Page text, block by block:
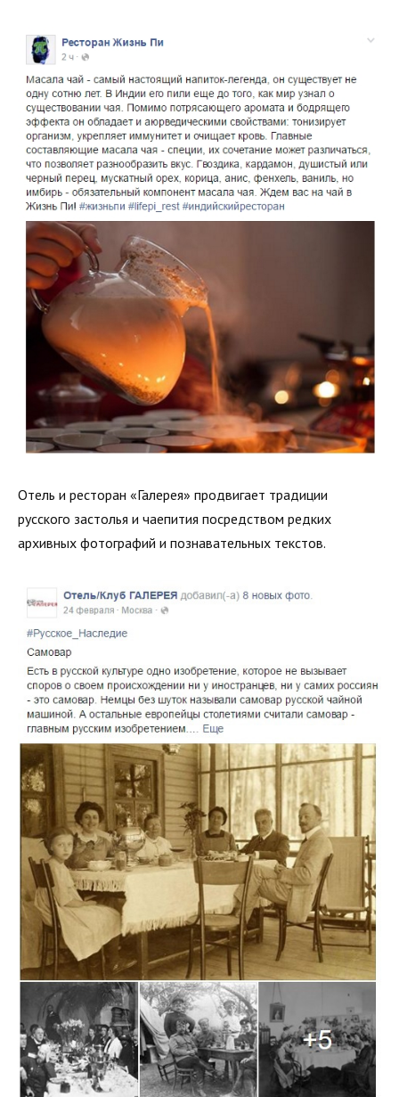
Отель и ресторан «Галерея» продвигает традиции
русского застолья и чаепития посредством редких
архивных фотографий и познавательных текстов.